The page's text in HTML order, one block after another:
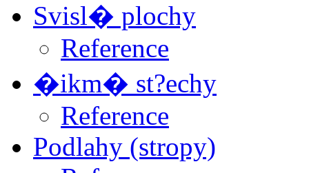
Svisl� plochy
Reference
�ikm� st?echy
Reference
Podlahy (stropy)